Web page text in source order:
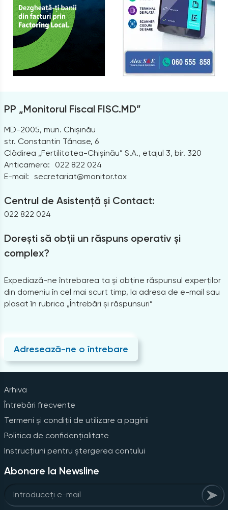
PP „Monitorul Fiscal FISC.MD”
MD-2005, mun. Chișinău
str. Constantin Tănase, 6
Clădirea „Fertilitatea-Chișinău” S.A., etajul 3, bir. 320
Anticamera:
022 822 024
E-mail: secretariat@monitor.tax
Centrul de Asistență și Contact:
022 822 024
Dorești să obții un răspuns operativ și
complex?
Expediază-ne întrebarea ta și obține răspunsul experților
din domeniu în cel mai scurt timp, la adresa de e-mail sau
plasat în rubrica „Întrebări și răspunsuri”
Adresează-ne o întrebare
Arhiva
Întrebări frecvente
Termeni și condiții de utilizare a paginii
Politica de confidențialitate
Instrucțiuni pentru ștergerea contului
Abonare la Newsline